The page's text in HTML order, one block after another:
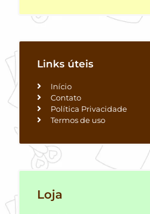
Links úteis
Início
Contato
Política Privacidade
Termos de uso
Loja